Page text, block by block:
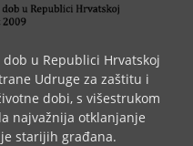
u Republici Hrvatskoj
Udruge za zaštitu i
dobi, s višestrukom
najvažnija otklanjanje
starijih građana.